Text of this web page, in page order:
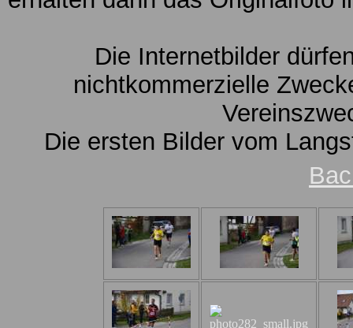
Die Internetbilder
nichtkommerzielle
Die ersten Bilder vom